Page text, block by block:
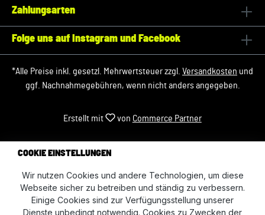
Zahlungsarten
Folge uns auf Instagram und Facebook
*Alle Preise inkl. gesetzl. Mehrwertsteuer zzgl. Versandkosten und
ggf. Nachnahmegebühren, wenn nicht anders angegeben.
Erstellt mit von Commerce Partner
COOKIE EINSTELLUNGEN
Wir nutzen Cookies und andere Technologien, um diese
Webseite sicher zu betreiben und ständig zu verbessern.
Einige Cookies sind zur Verfügungsstellung unserer
Dienste unbedingt notwendig. Cookies zu Zwecken der